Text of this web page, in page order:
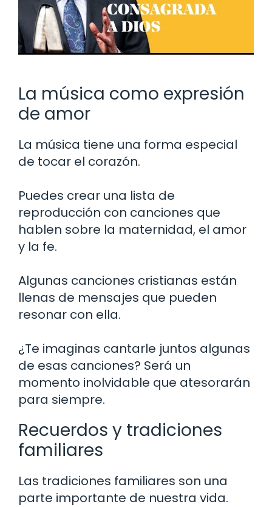
La música como expresión
de amor
La música tiene una forma especial
de tocar el corazón.
Puedes crear una lista de
reproducción con canciones que
hablen sobre la maternidad, el amor
y la fe.
Algunas canciones cristianas están
llenas de mensajes que pueden
resonar con ella.
¿Te imaginas cantarle juntos algunas
de esas canciones? Será un
momento inolvidable que atesorarán
para siempre.
Recuerdos y tradiciones
familiares
Las tradiciones familiares son una
parte importante de nuestra vida.